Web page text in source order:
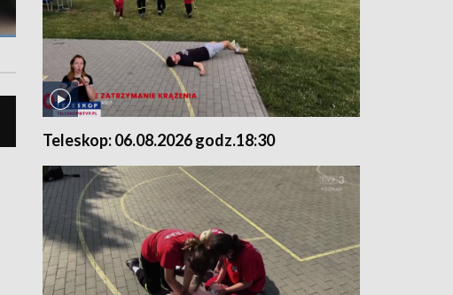
Teleskop: 06.08.2026 godz.18:30